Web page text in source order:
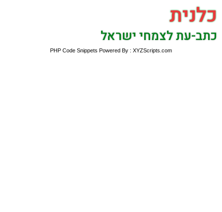
כלנית
כתב-עת לצמחי ישראל
PHP Code Snippets Powered By : XYZScripts.com